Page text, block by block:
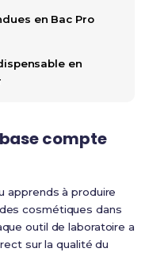
en Bac Pro
en
compte
apprends à produire
cosmétiques dans
outil de laboratoire a
sur la qualité du